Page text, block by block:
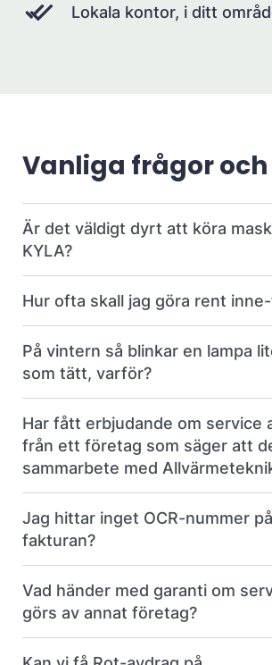
Lokala kontor, i ditt
Vanliga frågor
Är det väldigt dyrt att köra
KYLA?
Hur ofta skall jag göra rent
På vintern så blinkar en lampa
som tätt, varför?
Har fått erbjudande om service
från ett företag som säger att
sammarbete med
Jag hittar inget OCR-nummer på
fakturan?
Vad händer med garanti om
görs av annat företag?